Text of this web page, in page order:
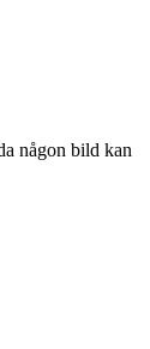
någon bild kan